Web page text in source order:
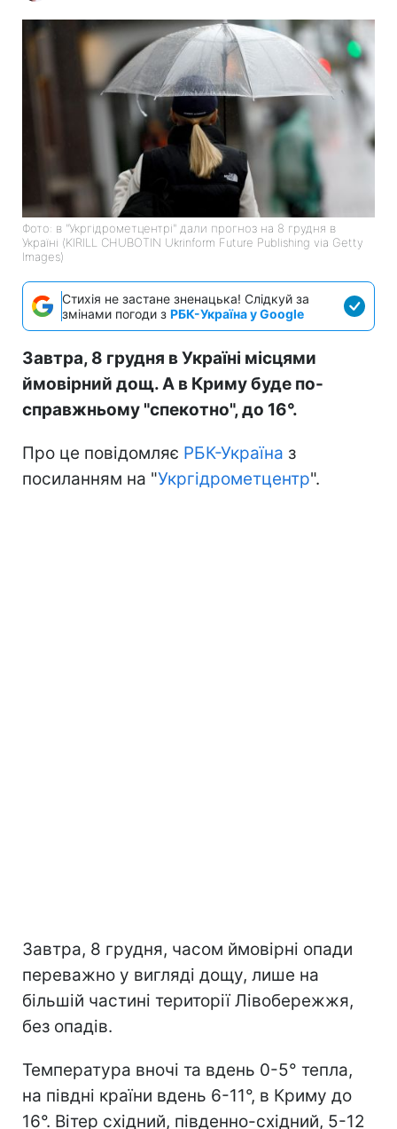
Фото: в "Укргідрометцентрі" дали прогноз на 8 грудня в
Україні (KIRILL CHUBOTIN Ukrinform Future Publishing via Getty
Images)
Стихія не застане зненацька! Слідкуй за
змінами погоди з РБК-Україна у Google
Завтра, 8 грудня в Україні місцями
ймовірний дощ. А в Криму буде по-
справжньому "спекотно", до 16°.
Про це повідомляє РБК-Україна з
посиланням на "Укргідрометцентр".
Завтра, 8 грудня, часом ймовірні опади
переважно у вигляді дощу, лише на
більшій частині території Лівобережжя,
без опадів.
Температура вночі та вдень 0-5° тепла,
на півдні країни вдень 6-11°, в Криму до
16°. Вітер східний, південно-східний, 5-12